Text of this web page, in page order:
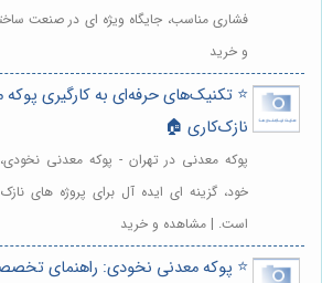
فشاری مناسب، جایگاه ویژه ای در صنعت
و خرید
⭐️ تکنیک‌های حرفه‌ای به کارگیری
نازک‌کاری 🏠
پوکه معدنی در تهران - پوکه معدنی
خود، گزینه ای ایده آل برای پروژه های
است. | مشاهده و خرید
⭐️ پوکه معدنی نخودی: راهنمای